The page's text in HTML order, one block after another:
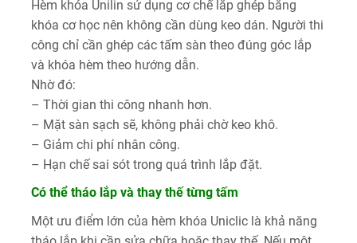
Hèm khóa Unilin sử dụng cơ chế lắp ghép bằng
khóa cơ học nên không cần dùng keo dán. Người thi
công chỉ cần ghép các tấm sàn theo đúng góc lắp
và khóa hèm theo hướng dẫn.
Nhờ đó:
– Thời gian thi công nhanh hơn.
– Mặt sàn sạch sẽ, không phải chờ keo khô.
– Giảm chi phí nhân công.
– Hạn chế sai sót trong quá trình lắp đặt.
Có thể tháo lắp và thay thế từng tấm
Một ưu điểm lớn của hèm khóa Uniclic là khả năng